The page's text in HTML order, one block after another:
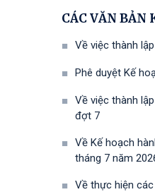
CÁC VĂN BẢN
Về việc thành
Phê duyệt Kế
Về việc thành
đợt 7
Về Kế hoạch
tháng 7 năm
Về thực hiện